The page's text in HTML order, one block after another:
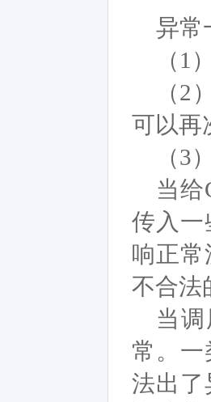
异常
（1
（2
可以再
（3
当给
传入一
响正
不合法
当
常。
法出了